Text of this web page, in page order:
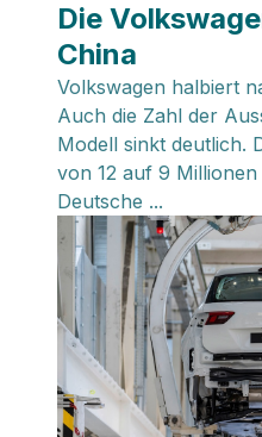
Die
China
Volkswagen halbiert
Auch die Zahl der
Modell sinkt deutlich.
von 12 auf 9
Deutsche ...